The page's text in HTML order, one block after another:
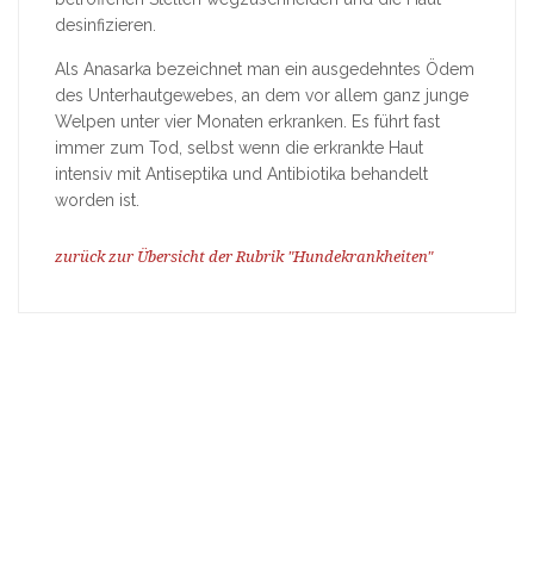
desinfizieren.
Als Anasarka bezeichnet man ein ausgedehntes Ödem
des Unterhautgewebes, an dem vor allem ganz junge
Welpen unter vier Monaten erkranken. Es führt fast
immer zum Tod, selbst wenn die erkrankte Haut
intensiv mit Antiseptika und Antibiotika behandelt
worden ist.
zurück zur Übersicht der Rubrik "Hundekrankheiten"